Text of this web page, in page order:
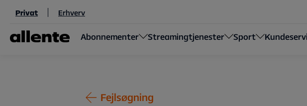
Til hovedindhold
Privat Erhverv
Abonnementer Streamingtjenester Sport
Fejlsøgning